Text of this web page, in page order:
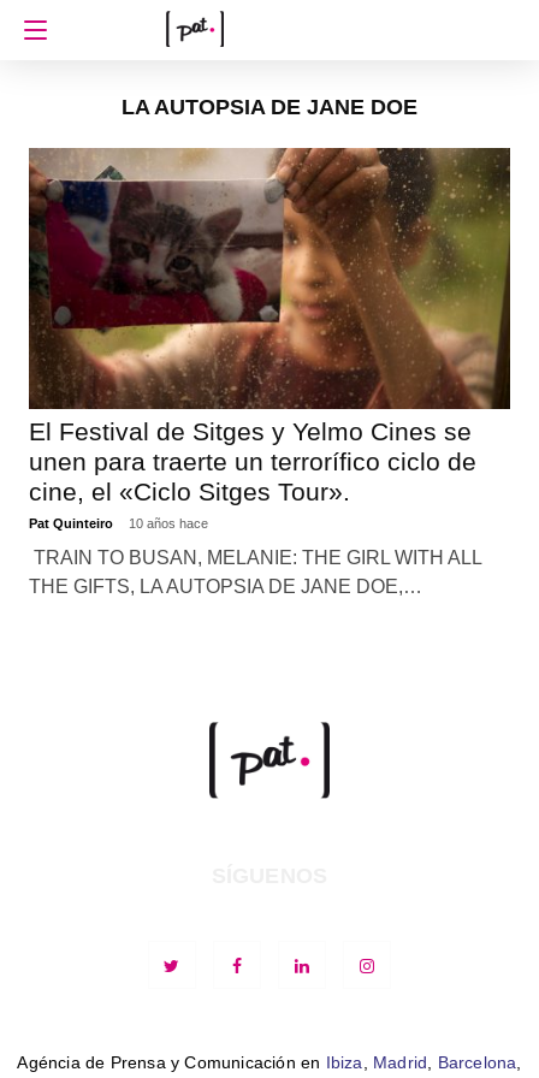
LA AUTOPSIA DE JANE DOE
El Festival de Sitges y Yelmo Cines se
unen para traerte un terrorífico ciclo de
cine, el «Ciclo Sitges Tour».
Pat Quinteiro 10 años hace
TRAIN TO BUSAN, MELANIE: THE GIRL WITH ALL
THE GIFTS, LA AUTOPSIA DE JANE DOE,…
Agéncia de Prensa y Comunicación en Ibiza, Madrid, Barcelona,